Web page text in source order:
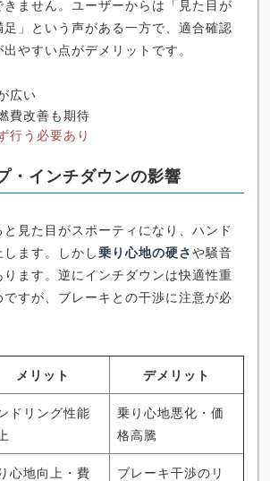
ません。ユーザーからは「見た目が
」という声がある一方で、適合確認
やすい点がデメリットです。
広い
費改善も期待
行う必要あり
・インチダウンの影響
見た目がスポーティになり、ハンド
ます。しかし乗り心地の硬さや騒音
ます。逆にインチダウンは快適性重
すが、ブレーキとの干渉に注意が必
メリット デメリット
ドリング性能
乗り心地悪化・価
格高騰
心地向上・費
ブレーキ干渉のリ